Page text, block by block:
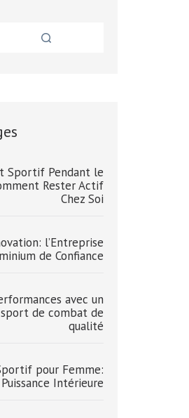
Sportif Pendant le
Rester Actif
Chez Soi
l’Entreprise
de Confiance
avec un
de combat de
qualité
pour Femme:
Intérieure